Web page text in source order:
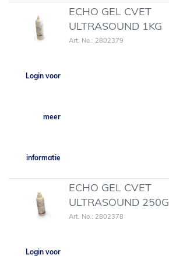
ECHO GEL CVET
ULTRASOUND 1KG
Art. No.: 2802379
Login voor
meer
informatie
ECHO GEL CVET
ULTRASOUND 250G
Art. No.: 2802378
Login voor